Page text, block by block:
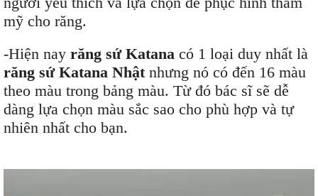
mỹ cho răng.
-Hiện nay răng sứ Katana có 1 loại duy nhất là
răng sứ Katana Nhậtnhưng nó có đến 16 màu
theo màu trong bảng màu. Từ đó bác sĩ sẽ dễ
dàng lựa chọn màu sắc sao cho phù hợp và tự
nhiên nhất cho bạn.